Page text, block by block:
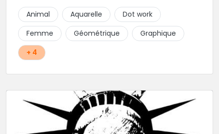
Animal
Aquarelle
Dot work
Femme
Géométrique
Graphique
+ 4